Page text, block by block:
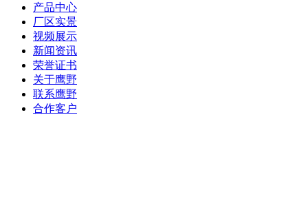
产品中心
厂区实景
视频展示
新闻资讯
荣誉证书
关于鹰野
联系鹰野
合作客户